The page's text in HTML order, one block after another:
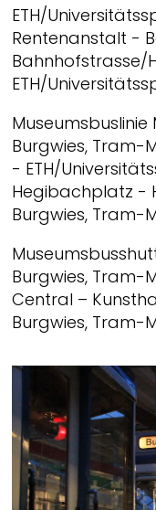
ETH/
Rentenanstalt -
ETH/
Museumsbuslinie
Burgwies, Tram-
- ETH/
Hegibachplatz -
Burgwies, Tram-
Burgwies, Tram-
Central –
Burgwies, Tram-